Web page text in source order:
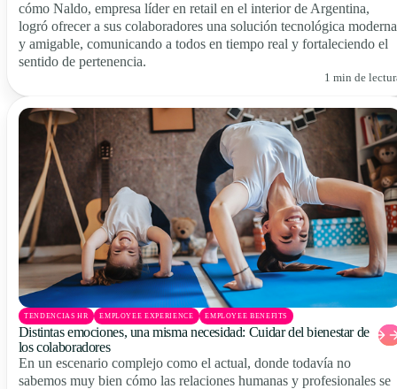
cómo Naldo, empresa líder en retail en el interior de Argentina,
logró ofrecer a sus colaboradores una solución tecnológica moderna
y amigable, comunicando a todos en tiempo real y fortaleciendo el
sentido de pertenencia.
1 min de
TENDENCIAS HR EMPLOYEE EXPERIENCE EMPLOYEE BENEFITS
Distintas emociones, una misma necesidad: Cuidar del bienestar de
los colaboradores
En un escenario complejo como el actual, donde todavía no
sabemos muy bien cómo las relaciones humanas y profesionales se